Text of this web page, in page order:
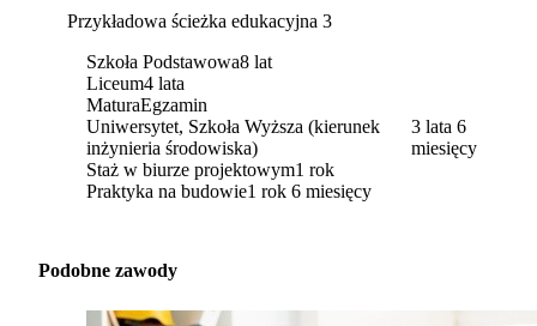
Przykładowa ścieżka edukacyjna 3
Szkoła Podstawowa8 lat
Liceum4 lata
MaturaEgzamin
Uniwersytet, Szkoła Wyższa (kierunek
inżynieria środowiska)
3 lata 6
miesięcy
Staż w biurze projektowym1 rok
Praktyka na budowie1 rok 6 miesięcy
Podobne zawody